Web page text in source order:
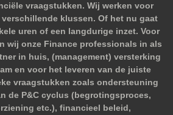
vraagstukken. Wij werken voor
klussen. Of het nu gaat
uren of een langdurige inzet. Voor
wij onze Finance professionals in als
in huis, (management) versterking
en voor het leveren van de juiste
vraagstukken zoals ondersteuning
de P&C cyclus (begrotingsproces,
etc.), financieel beleid,